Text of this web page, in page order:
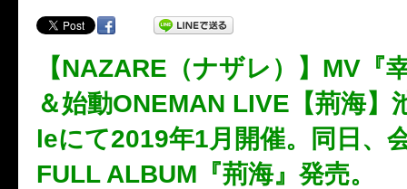
【NAZARE（ナザレ）】MV『
＆始動ONEMAN LIVE【荊海】
leにて2019年1月開催。同日、
FULL ALBUM『荊海』発売。